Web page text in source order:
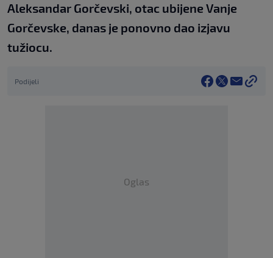
Aleksandar Gorčevski, otac ubijene Vanje
Gorčevske, danas je ponovno dao izjavu
tužiocu.
Podijeli
Oglas